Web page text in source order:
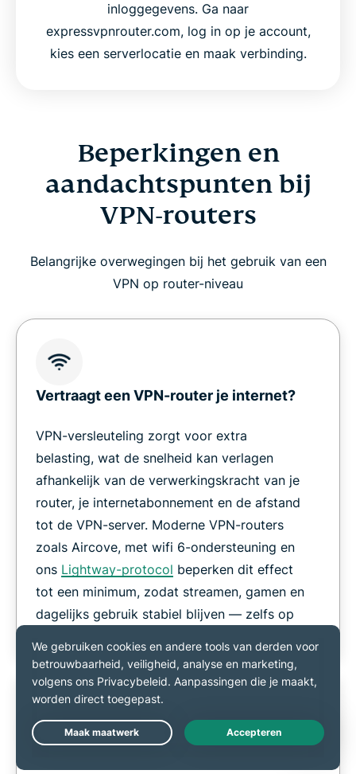
inloggegevens. Ga naar
expressvpnrouter.com, log in op je account,
kies een serverlocatie en maak verbinding.
Beperkingen en
aandachtspunten bij
VPN-routers
Belangrijke overwegingen bij het gebruik van een
VPN op router-niveau
Vertraagt een VPN-router je internet?
VPN-versleuteling zorgt voor extra
belasting, wat de snelheid kan verlagen
afhankelijk van de verwerkingskracht van je
router, je internetabonnement en de afstand
tot de VPN-server. Moderne VPN-routers
zoals Aircove, met wifi 6-ondersteuning en
ons Lightway-protocol beperken dit effect
tot een minimum, zodat streamen, gamen en
dagelijks gebruik stabiel blijven — zelfs op
Kun je op een router eenvoudig van
Live Chat